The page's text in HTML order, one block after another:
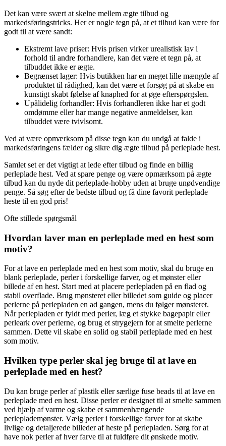
Det kan være svært at skelne mellem ægte tilbud og
markedsføringstricks. Her er nogle tegn på, at et tilbud kan være for
godt til at være sandt:
Ekstremt lave priser: Hvis prisen virker urealistisk lav i
forhold til andre forhandlere, kan det være et tegn på, at
tilbuddet ikke er ægte.
Begrænset lager: Hvis butikken har en meget lille mængde af
produktet til rådighed, kan det være et forsøg på at skabe en
kunstigt skabt følelse af knaphed for at øge efterspørgslen.
Upålidelig forhandler: Hvis forhandleren ikke har et godt
omdømme eller har mange negative anmeldelser, kan
tilbuddet være tvivlsomt.
Ved at være opmærksom på disse tegn kan du undgå at falde i
markedsføringens fælder og sikre dig ægte tilbud på perleplade hest.
Samlet set er det vigtigt at lede efter tilbud og finde en billig
perleplade hest. Ved at spare penge og være opmærksom på ægte
tilbud kan du nyde dit perleplade-hobby uden at bruge unødvendige
penge. Så søg efter de bedste tilbud og få dine favorit perleplade
heste til en god pris!
Ofte stillede spørgsmål
Hvordan laver man en perleplade med en hest som
motiv?
For at lave en perleplade med en hest som motiv, skal du bruge en
blank perleplade, perler i forskellige farver, og et mønster eller
billede af en hest. Start med at placere perlepladen på en flad og
stabil overflade. Brug mønsteret eller billedet som guide og placer
perlerne på perlepladen en ad gangen, mens du følger mønsteret.
Når perlepladen er fyldt med perler, læg et stykke bagepapir eller
perleark over perlerne, og brug et strygejern for at smelte perlerne
sammen. Dette vil skabe en solid og stabil perleplade med en hest
som motiv.
Hvilken type perler skal jeg bruge til at lave en
perleplade med en hest?
Du kan bruge perler af plastik eller særlige fuse beads til at lave en
perleplade med en hest. Disse perler er designet til at smelte sammen
ved hjælp af varme og skabe et sammenhængende
perleplademønster. Vælg perler i forskellige farver for at skabe
livlige og detaljerede billeder af heste på perlepladen. Sørg for at
have nok perler af hver farve til at fuldføre dit ønskede motiv.